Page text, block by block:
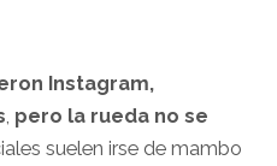
Instagram,
pero la rueda no se
suelen irse de mambo